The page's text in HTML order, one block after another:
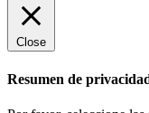
Close
Resumen de